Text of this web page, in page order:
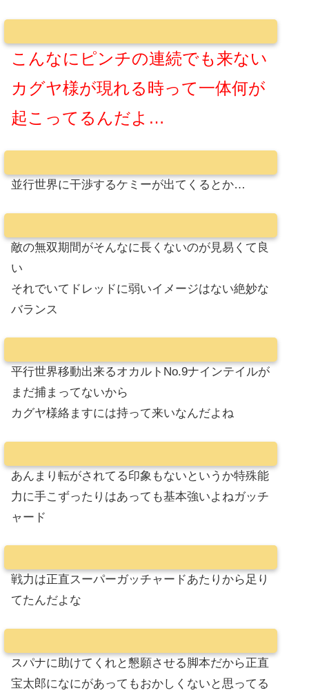
こんなにピンチの連続でも来ない
カグヤ様が現れる時って一体何が
起こってるんだよ…
並行世界に干渉するケミーが出てくるとか…
敵の無双期間がそんなに長くないのが見易くて良
い
それでいてドレッドに弱いイメージはない絶妙な
バランス
平行世界移動出来るオカルトNo.9ナインテイルが
まだ捕まってないから
カグヤ様絡ますには持って来いなんだよね
あんまり転がされてる印象もないというか特殊能
力に手こずったりはあっても基本強いよねガッチ
ャード
戦力は正直スーパーガッチャードあたりから足り
てたんだよな
スパナに助けてくれと懇願させる脚本だから正直
宝太郎になにがあってもおかしくないと思ってる